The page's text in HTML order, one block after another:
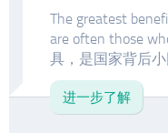
The greatest
are often those
具，是国家背后
进一步了解